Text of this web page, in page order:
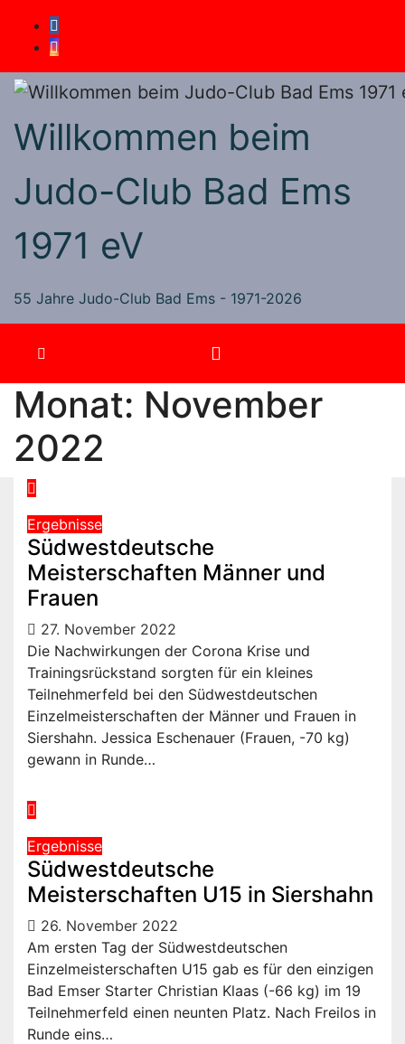
Inhalt
springen
Willkommen beim
Judo-Club Bad Ems
1971 eV
55 Jahre Judo-Club Bad Ems - 1971-2026
Monat: November
2022
Ergebnisse
Südwestdeutsche
Meisterschaften Männer und
Frauen
27. November 2022
Die Nachwirkungen der Corona Krise und
Trainingsrückstand sorgten für ein kleines
Teilnehmerfeld bei den Südwestdeutschen
Einzelmeisterschaften der Männer und Frauen in
Siershahn. Jessica Eschenauer (Frauen, -70 kg)
gewann in Runde…
Ergebnisse
Südwestdeutsche
Meisterschaften U15 in Siershahn
26. November 2022
Am ersten Tag der Südwestdeutschen
Einzelmeisterschaften U15 gab es für den einzigen
Bad Emser Starter Christian Klaas (-66 kg) im 19
Teilnehmerfeld einen neunten Platz. Nach Freilos in
Runde eins…